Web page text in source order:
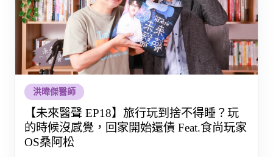
洪暐傑醫師
【未來醫聲 EP18】旅行玩到捨不得睡？玩
的時候沒感覺，回家開始還債 Feat.食尚玩家
OS桑阿松